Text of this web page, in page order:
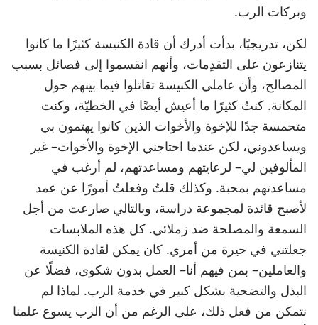
وبركات الرب.
لكن، تدريجيًا، بدأت أدرك أن قادة الكنيسة كثيرًا ما كانوا
يتنازعون على التقدِمات، وأنهم انقسموا إلى فصائل بسبب
المصالح، وأن عاملي الكنيسة تقاتلوا فيما بينهم حول
المكانة. كنتُ كثيرًا ما أعيش أيضًا في الخطيّة، وكنت
متحمسة جدًا للإخوة والأخوات الذين كانوا يهتمون بي
ويساعدوني، لكن عندما احتاجني الإخوة والأخوات– غير
المألوفين لي– لرعايتهم ومساعدتهم، لم أرغب في
مساعدتهم بمحبة. وكذلك قلتُ وفعلتُ أمورًا عن عمد
لأصبح قائدة لمجموعة دراسة، وبالتالي صارعت من أجل
السمعة والمصلحة ضد زملائي. كل هذه الملابسات
جعلتني في حيرة من أمري. كان يمكن لقادة الكنيسة
والعاملين– بمن فيهم أنا– العمل بدون شكوى، فضلًا عن
البذل والتضحية بشكل كبير في خدمة الرب. لماذا لم
نتمكن من فعل ذلك، على الرغم من أن الرب يسوع علمنا